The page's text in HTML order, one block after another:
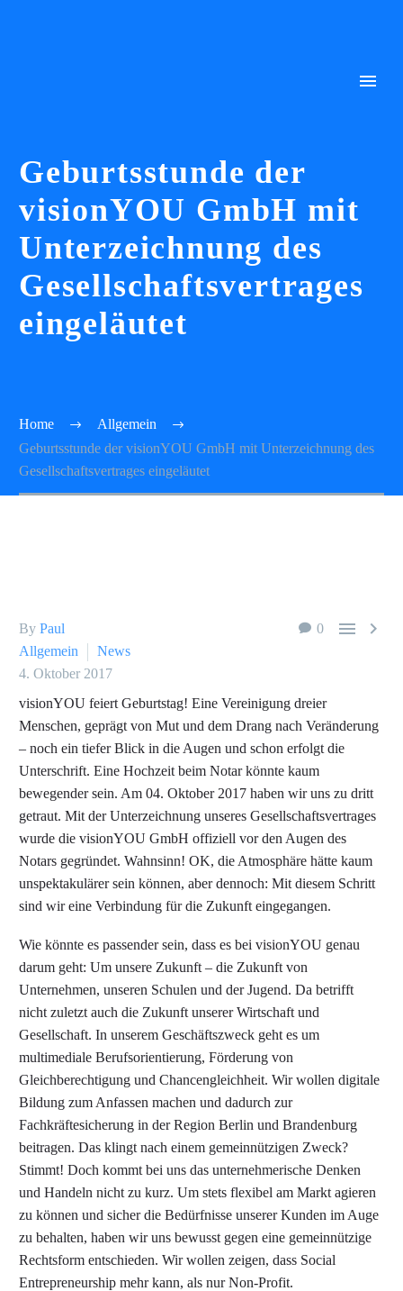
Geburtsstunde der
visionYOU GmbH mit
Unterzeichnung des
Gesellschaftsvertrages
eingeläutet
Home
Allgemein
Geburtsstunde der visionYOU GmbH mit Unterzeichnung des
Gesellschaftsvertrages eingeläutet
0  
By Paul
Allgemein
News
4. Oktober 2017
visionYOU feiert Geburtstag! Eine Vereinigung dreier
Menschen, geprägt von Mut und dem Drang nach Veränderung
– noch ein tiefer Blick in die Augen und schon erfolgt die
Unterschrift. Eine Hochzeit beim Notar könnte kaum
bewegender sein. Am 04. Oktober 2017 haben wir uns zu dritt
getraut. Mit der Unterzeichnung unseres Gesellschaftsvertrages
wurde die visionYOU GmbH offiziell vor den Augen des
Notars gegründet. Wahnsinn! OK, die Atmosphäre hätte kaum
unspektakulärer sein können, aber dennoch: Mit diesem Schritt
sind wir eine Verbindung für die Zukunft eingegangen.
Wie könnte es passender sein, dass es bei visionYOU genau
darum geht: Um unsere Zukunft – die Zukunft von
Unternehmen, unseren Schulen und der Jugend. Da betrifft
nicht zuletzt auch die Zukunft unserer Wirtschaft und
Gesellschaft. In unserem Geschäftszweck geht es um
multimediale Berufsorientierung, Förderung von
Gleichberechtigung und Chancengleichheit. Wir wollen digitale
Bildung zum Anfassen machen und dadurch zur
Fachkräftesicherung in der Region Berlin und Brandenburg
beitragen. Das klingt nach einem gemeinnützigen Zweck?
Stimmt! Doch kommt bei uns das unternehmerische Denken
und Handeln nicht zu kurz. Um stets flexibel am Markt agieren
zu können und sicher die Bedürfnisse unserer Kunden im Auge
zu behalten, haben wir uns bewusst gegen eine gemeinnützige
Rechtsform entschieden. Wir wollen zeigen, dass Social
Entrepreneurship mehr kann, als nur Non-Profit.